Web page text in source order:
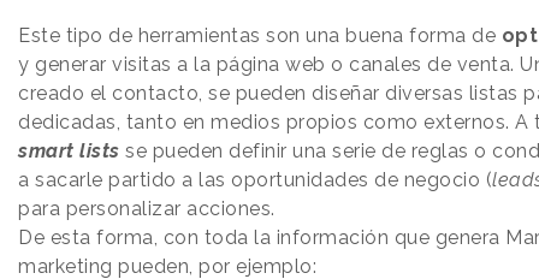
Este tipo de herramientas son una buena forma de
y generar visitas a la página web o canales de venta.
creado el contacto, se pueden diseñar diversas listas
dedicadas, tanto en medios propios como externos. A
smart lists se pueden definir una serie de reglas o
a sacarle partido a las oportunidades de negocio (
para personalizar acciones.
De esta forma, con toda la información que genera
marketing pueden, por ejemplo: